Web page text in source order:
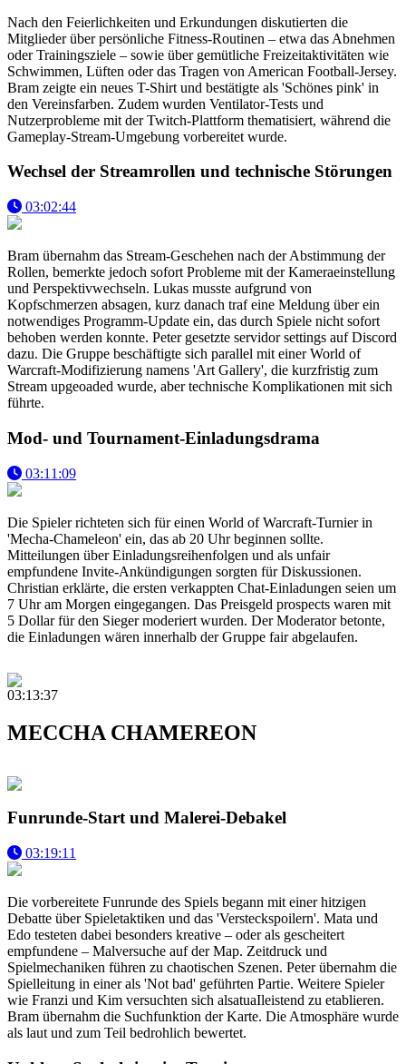
Nach den Feierlichkeiten und Erkundungen diskutierten die
Mitglieder über persönliche Fitness-Routinen – etwa das Abnehmen
oder Trainingsziele – sowie über gemütliche Freizeitaktivitäten wie
Schwimmen, Lüften oder das Tragen von American Football-Jersey.
Bram zeigte ein neues T-Shirt und bestätigte als 'Schönes pink' in
den Vereinsfarben. Zudem wurden Ventilator-Tests und
Nutzerprobleme mit der Twitch-Plattform thematisiert, während die
Gameplay-Stream-Umgebung vorbereitet wurde.
Wechsel der Streamrollen und technische Störungen
03:02:44
Bram übernahm das Stream-Geschehen nach der Abstimmung der
Rollen, bemerkte jedoch sofort Probleme mit der Kameraeinstellung
und Perspektivwechseln. Lukas musste aufgrund von
Kopfschmerzen absagen, kurz danach traf eine Meldung über ein
notwendiges Programm-Update ein, das durch Spiele nicht sofort
behoben werden konnte. Peter gesetzte servidor settings auf Discord
dazu. Die Gruppe beschäftigte sich parallel mit einer World of
Warcraft-Modifizierung namens 'Art Gallery', die kurzfristig zum
Stream upgeoaded wurde, aber technische Komplikationen mit sich
führte.
Mod- und Tournament-Einladungsdrama
03:11:09
Die Spieler richteten sich für einen World of Warcraft-Turnier in
'Mecha-Chameleon' ein, das ab 20 Uhr beginnen sollte.
Mitteilungen über Einladungsreihenfolgen und als unfair
empfundene Invite-Ankündigungen sorgten für Diskussionen.
Christian erklärte, die ersten verkappten Chat-Einladungen seien um
7 Uhr am Morgen eingegangen. Das Preisgeld prospects waren mit
5 Dollar für den Sieger moderiert wurden. Der Moderator betonte,
die Einladungen wären innerhalb der Gruppe fair abgelaufen.
03:13:37
MECCHA CHAMEREON
Funrunde-Start und Malerei-Debakel
03:19:11
Die vorbereitete Funrunde des Spiels begann mit einer hitzigen
Debatte über Spieletaktiken und das 'Versteckspoilern'. Mata und
Edo testeten dabei besonders kreative – oder als gescheitert
empfundene – Malversuche auf der Map. Zeitdruck und
Spielmechaniken führen zu chaotischen Szenen. Peter übernahm die
Spielleitung in einer als 'Not bad' geführten Partie. Weitere Spieler
wie Franzi und Kim versuchten sich alsatuaIleistend zu etablieren.
Bram übernahm die Suchfunktion der Karte. Die Atmosphäre wurde
als laut und zum Teil bedrohlich bewertet.